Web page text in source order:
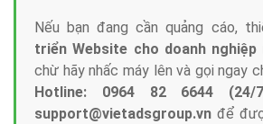
Nếu bạn đang cần quảng cáo,
triển Website cho doanh nghiệp
chừ hãy nhấc máy lên và gọi ngay
Hotline: 0964 82 6644 (24/
support@vietadsgroup.vn để